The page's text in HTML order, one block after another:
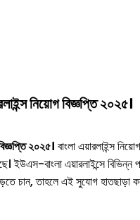
নিয়োগ বিজ্ঞপ্তি ২০২৫।
২০২৫। বাংলা এয়ারলাইন্স
ইউএস-বাংলা এয়ারলাইন্সে বিভিন্ন
চান, তাহলে এই সুযোগ হাতছাড়া